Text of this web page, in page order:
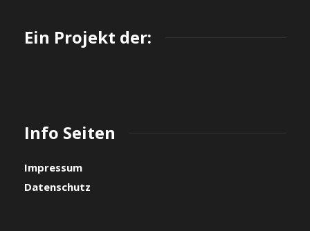
Ein Projekt der:
Info Seiten
Impressum
Datenschutz